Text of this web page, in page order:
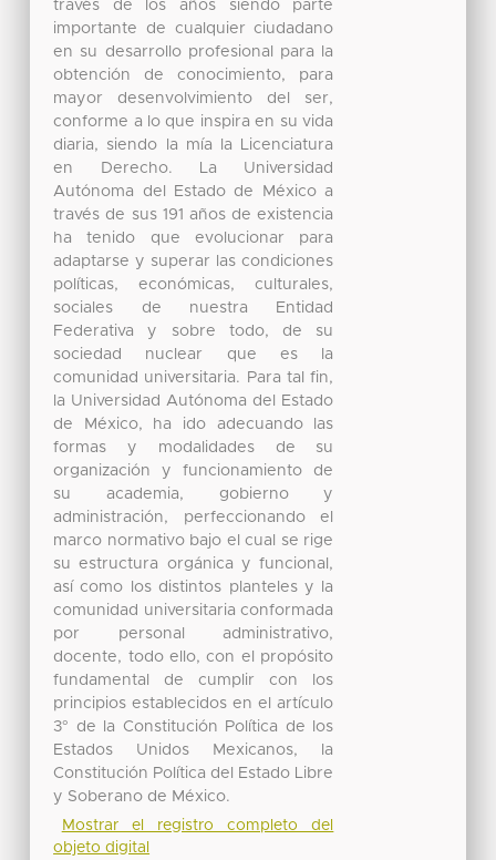
través de los años siendo parte
importante de cualquier ciudadano
en su desarrollo profesional para la
obtención de conocimiento, para
mayor desenvolvimiento del ser,
conforme a lo que inspira en su vida
diaria, siendo la mía la Licenciatura
en Derecho. La Universidad
Autónoma del Estado de México a
través de sus 191 años de existencia
ha tenido que evolucionar para
adaptarse y superar las condiciones
políticas, económicas, culturales,
sociales de nuestra Entidad
Federativa y sobre todo, de su
sociedad nuclear que es la
comunidad universitaria. Para tal fin,
la Universidad Autónoma del Estado
de México, ha ido adecuando las
formas y modalidades de su
organización y funcionamiento de
su academia, gobierno y
administración, perfeccionando el
marco normativo bajo el cual se rige
su estructura orgánica y funcional,
así como los distintos planteles y la
comunidad universitaria conformada
por personal administrativo,
docente, todo ello, con el propósito
fundamental de cumplir con los
principios establecidos en el artículo
3° de la Constitución Política de los
Estados Unidos Mexicanos, la
Constitución Política del Estado Libre
y Soberano de México.
Mostrar el registro completo del
objeto digital